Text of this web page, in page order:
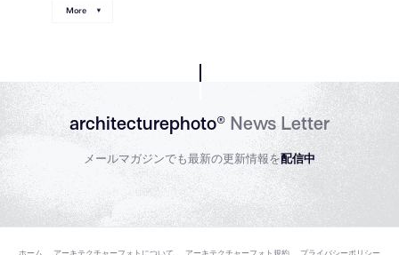
More
architecturephoto®News Letter
メールマガジンでも最新の更新情報を配信中